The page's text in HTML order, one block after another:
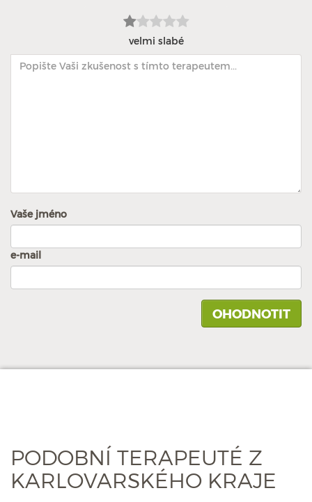
velmi slabé
Vaše jméno
e-mail
PODOBNÍ TERAPEUTÉ Z
KARLOVARSKÉHO KRAJE